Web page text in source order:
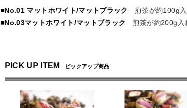
■No.01 マットホワイト/マットブラック
煎茶が約100g入
■No.03マットホワイト/マットブラック
煎茶が約200g入
PICK UP ITEM ピックアップ商品